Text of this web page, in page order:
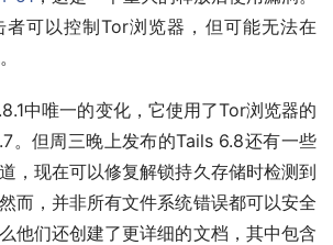
可以控制Tor浏览器，但可能无法在
中唯一的变化，它使用了Tor浏览器的
。但周三晚上发布的Tails 6.8还有一些
，现在可以修复解锁持久存储时检测到
而，并非所有文件系统错误都可以安全
他们还创建了更详细的文档，其中包含